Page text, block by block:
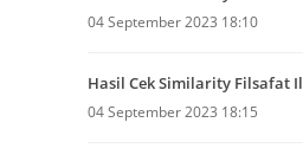
04 September 2023 18:10
Hasil Cek Similarity Filsafat
04 September 2023 18:15